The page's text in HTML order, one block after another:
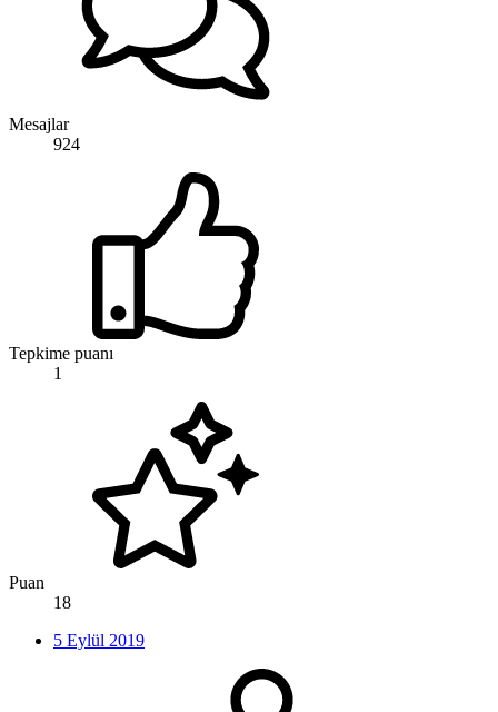
Mesajlar
924
Tepkime puanı
1
Puan
18
5 Eylül 2019